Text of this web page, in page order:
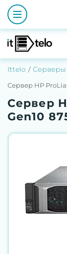
Ittelo Серверы
Сервер HP
Сервер
Gen10